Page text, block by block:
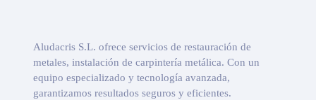
Aludacris S.L. ofrece servicios de restauración de
metales, instalación de carpintería metálica. Con un
equipo especializado y tecnología avanzada,
garantizamos resultados seguros y eficientes.